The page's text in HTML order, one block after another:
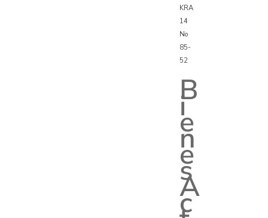
KRA
14
No
85-
52
B
i
e
n
e
s
A
c